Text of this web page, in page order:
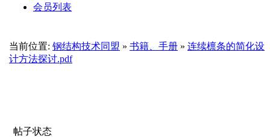
会员列表
当前位置: 钢结构技术同盟 » 书籍、手册 » 连续檩条的简化设
计方法探讨.pdf
帖子状态